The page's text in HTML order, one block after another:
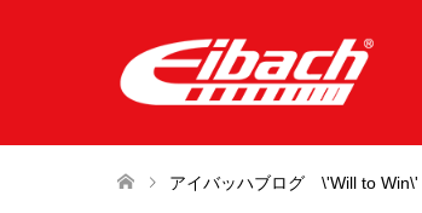
アイバッハブログ \'Will to Win\'